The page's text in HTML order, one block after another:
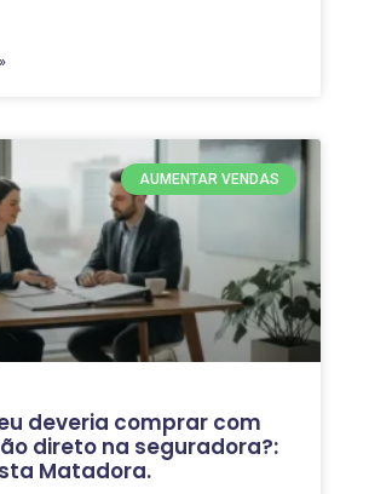
AUMENTAR VENDAS
deveria comprar com
direto na seguradora?:
Matadora.